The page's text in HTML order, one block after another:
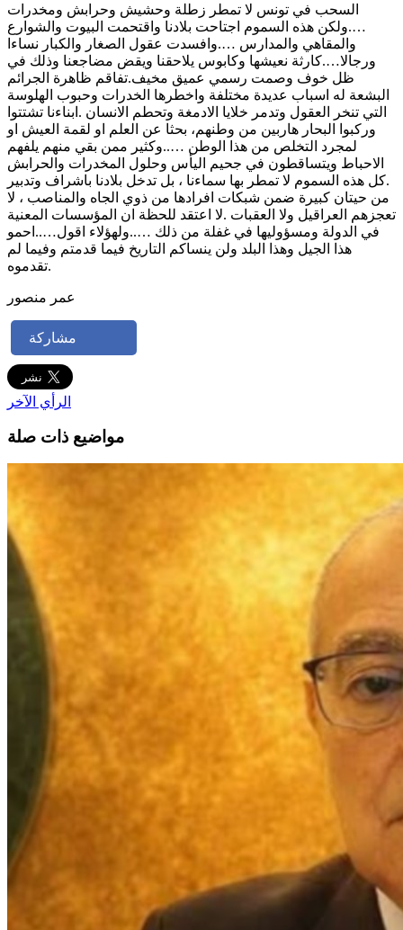
السحب في تونس لا تمطر زطلة وحشيش وحرابش ومخدرات
….ولكن هذه السموم اجتاحت بلادنا واقتحمت البيوت والشوارع
والمقاهي والمدارس ….وافسدت عقول الصغار والكبار نساءا
ورجالا….كارثة نعيشها وكابوس يلاحقنا ويقض مضاجعنا وذلك في
ظل خوف وصمت رسمي عميق مخيف.تفاقم ظاهرة الجرائم
البشعة له اسباب عديدة مختلفة واخطرها الخدرات وحبوب الهلوسة
التي تنخر العقول وتدمر خلايا الادمغة وتحطم الانسان .ابناءنا تشتتوا
وركبوا البحار هاربين من وطنهم، بحثا عن العلم او لقمة العيش او
لمجرد التخلص من هذا الوطن …..وكثير ممن بقي منهم يلفهم
الاحباط ويتساقطون في جحيم اليأس وحلول المخدرات والحرابش
.كل هذه السموم لا تمطر بها سماءنا ، بل تدخل بلادنا باشراف وتدبير
من حيتان كبيرة ضمن شبكات افرادها من ذوي الجاه والمناصب ، لا
تعجزهم العراقيل ولا العقبات .لا اعتقد للحظة ان المؤسسات المعنية
في الدولة ومسؤوليها في غفلة من ذلك …..ولهؤلاء اقول…..احمو
هذا الجيل وهذا البلد ولن ينساكم التاريخ فيما قدمتم وفيما لم
تقدموه.
عمر منصور
مشاركة
الرأي الآخر
مواضيع ذات صلة